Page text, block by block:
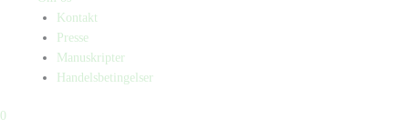
Kontakt
Presse
Manuskripter
Handelsbetingelser
0